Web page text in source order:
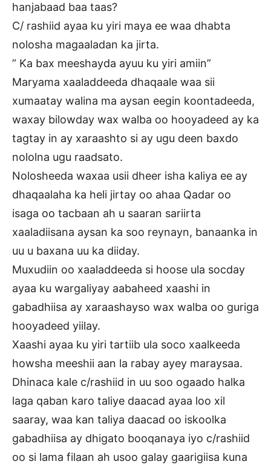
hanjabaad baa taas?
C/ rashiid ayaa ku yiri maya ee waa dhabta
nolosha magaaladan ka jirta.
” Ka bax meeshayda ayuu ku yiri amiin”
Maryama xaaladdeeda dhaqaale waa sii
xumaatay walina ma aysan eegin koontadeeda,
waxay bilowday wax walba oo hooyadeed ay ka
tagtay in ay xaraashto si ay ugu deen baxdo
nololna ugu raadsato.
Nolosheeda waxaa usii dheer isha kaliya ee ay
dhaqaalaha ka heli jirtay oo ahaa Qadar oo
isaga oo tacbaan ah u saaran sariirta
xaaladiisana aysan ka soo reynayn, banaanka in
uu u baxana uu ka diiday.
Muxudiin oo xaaladdeeda si hoose ula socday
ayaa ku wargaliyay aabaheed xaashi in
gabadhiisa ay xaraashayso wax walba oo guriga
hooyadeed yiilay.
Xaashi ayaa ku yiri tartiib ula soco xaalkeeda
howsha meeshii aan la rabay ayey maraysaa.
Dhinaca kale c/rashiid in uu soo ogaado halka
laga qaban karo taliye daacad ayaa loo xil
saaray, waa kan taliya daacad oo iskoolka
gabadhiisa ay dhigato booqanaya iyo c/rashiid
oo si lama filaan ah usoo galay gaarigiisa kuna